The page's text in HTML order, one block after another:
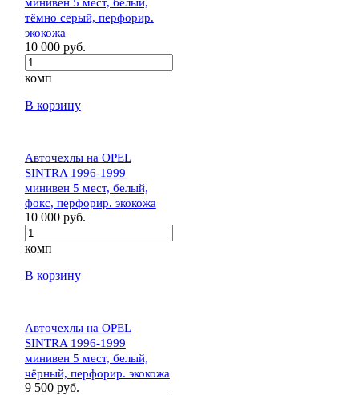
тёмно серый, перфорир.
экокожа
10 000 руб.
комп
В корзину
Авточехлы на OPEL
SINTRA 1996-1999
минивен 5 мест, белый,
фокс, перфорир. экокожа
10 000 руб.
комп
В корзину
Авточехлы на OPEL
SINTRA 1996-1999
минивен 5 мест, белый,
чёрный, перфорир. экокожа
9 500 руб.